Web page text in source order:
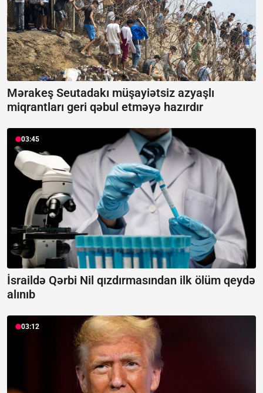
Mərakeş Seutadakı müşayiətsiz azyaşlı
miqrantları geri qəbul etməyə hazırdır
03:45
İsraildə Qərbi Nil qızdırmasından ilk ölüm qeydə
alınıb
03:12